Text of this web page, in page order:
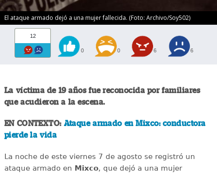
El ataque armado dejó a una mujer fallecida. (Foto: Archivo/Soy502)
12
0 0 6 6
La víctima de 19 años fue reconocida por familiares
que acudieron a la escena.
EN CONTEXTO: Ataque armado en Mixco: conductora
pierde la vida
La noche de este viernes 7 de agosto se registró un
ataque armado en Mixco, que dejó a una mujer